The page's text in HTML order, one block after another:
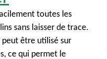
toutes les
sans laisser de trace.
peut être utilisé sur
ce qui permet le